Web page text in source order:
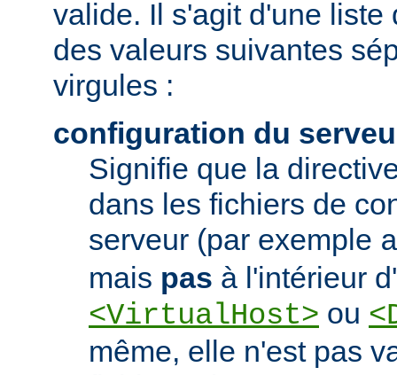
valide. Il s'agit d'une liste
des valeurs suivantes
virgules :
configuration du
Signifie que la
dans les fichiers de
serveur (par exemple
mais pas à l'intérieur
<VirtualHost> ou
même, elle n'est pas